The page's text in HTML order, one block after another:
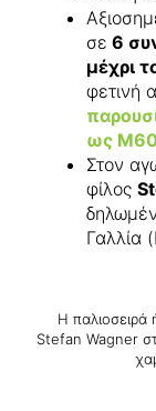
σε 6
μέχρι
φετινή
ως
Στον
φίλος
Γαλλία
Η
Stefan Wagner